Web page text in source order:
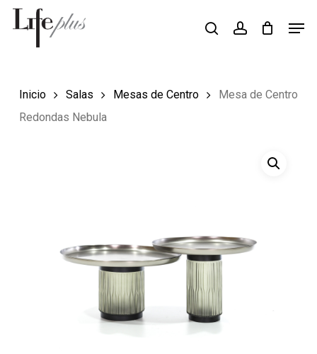
Skip
Búsqueda
productos
searchaccount
Inicio Salas Mesas de Centro
Mesa de Centro
Redondas Nebula